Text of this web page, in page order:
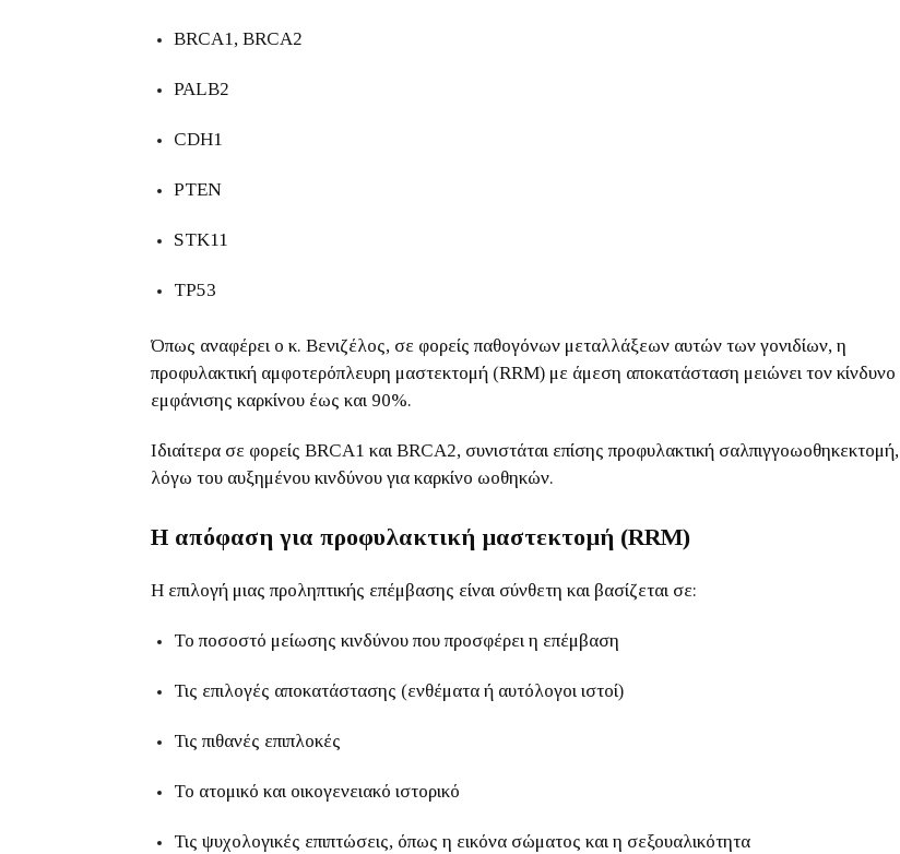
BRCA1, BRCA2
PALB2
CDH1
PTEN
STK11
TP53
Όπως αναφέρει ο κ. Βενιζέλος, σε φορείς παθογόνων μεταλλάξεων αυτών των γονιδίων, η
προφυλακτική αμφοτερόπλευρη μαστεκτομή (RRM) με άμεση αποκατάσταση μειώνει τον κίνδυνο
εμφάνισης καρκίνου έως και 90%.
Ιδιαίτερα σε φορείς BRCA1 και BRCA2, συνιστάται επίσης προφυλακτική σαλπιγγοωοθηκεκτομή,
λόγω του αυξημένου κινδύνου για καρκίνο ωοθηκών.
Η απόφαση για προφυλακτική μαστεκτομή (RRM)
Η επιλογή μιας προληπτικής επέμβασης είναι σύνθετη και βασίζεται σε:
Το ποσοστό μείωσης κινδύνου που προσφέρει η επέμβαση
Τις επιλογές αποκατάστασης (ενθέματα ή αυτόλογοι ιστοί)
Τις πιθανές επιπλοκές
Το ατομικό και οικογενειακό ιστορικό
Τις ψυχολογικές επιπτώσεις, όπως η εικόνα σώματος και η σεξουαλικότητα